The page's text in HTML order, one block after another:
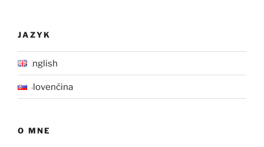
JAZYK
English
Slovenčina
O MNE